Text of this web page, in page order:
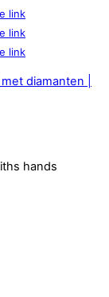
link
link
link
hands